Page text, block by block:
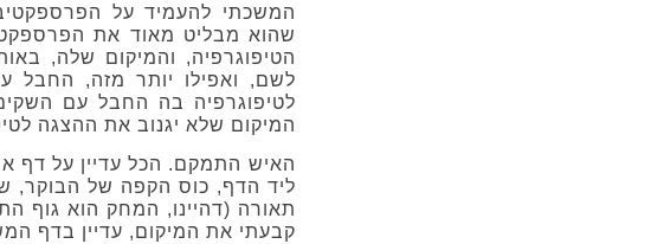
המשכתי להעמיד על
שהוא מבליט מאוד את
הטיפוגרפיה, והמיקום שלה,
לשם, ואפילו יותר מזה, החבל
לטיפוגרפיה בה החבל עם
המיקום שלא יגנוב את ההצגה
האיש התמקם. הכל עדיין על דף
ליד הדף, כוס הקפה של הבוקר,
תאורה (דהיינו, המחק הוא גוף
קבעתי את המיקום, עדיין בדף